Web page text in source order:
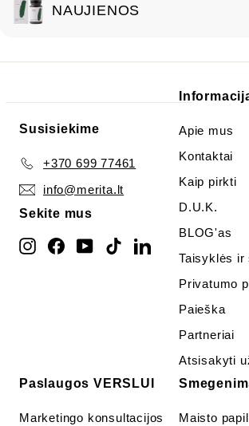
NAUJIENOS
Susisiekime
+370 699 77461
info@merita.lt
Sekite mus
InstagramFacebookYouTube
TikTok
Apie mus
Kontaktai
Kaip pirkti
D.U.K.
BLOG'as
Taisyklės ir
Privatumo
Paieška
Partneriai
Atsisakyti
Paslaugos VERSLUI
Marketingo konsultacijos
Maisto